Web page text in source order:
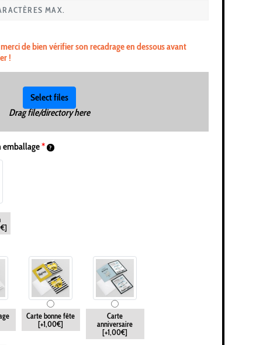
de bien vérifier son recadrage en dessous avant
!
Select files
Drag file/directory here
emballage*
Carte bonne fête
[+1,00€]
Carte
anniversaire
[+1,00€]